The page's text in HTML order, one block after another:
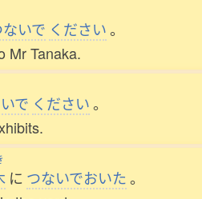
いで ください。
Mr Tanaka.
で ください。
に つないでおいた。